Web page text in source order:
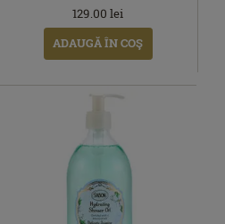
129.00 lei
ADAUGĂ ÎN COŞ